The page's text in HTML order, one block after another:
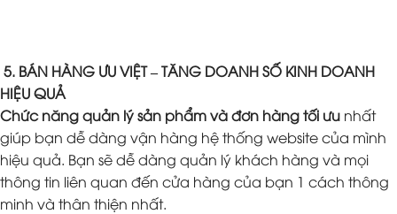
5. BÁN HÀNG ƯU VIỆT – TĂNG DOANH SỐ KINH DOANH
HIỆU QUẢ
Chức năng quản lý sản phẩm và đơn hàng tối ưu nhất
giúp bạn dễ dàng vận hàng hệ thống website của mình
hiệu quả. Bạn sẽ dễ dàng quản lý khách hàng và mọi
thông tin liên quan đến cửa hàng của bạn 1 cách thông
minh và thân thiện nhất.